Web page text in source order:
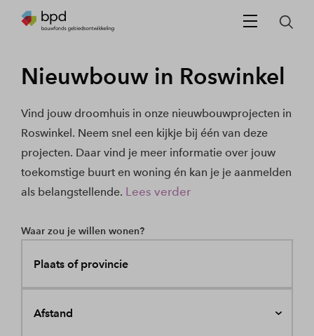
Nieuwbouw in Roswinkel
Vind jouw droomhuis in onze nieuwbouwprojecten in
Roswinkel. Neem snel een kijkje bij één van deze
projecten. Daar vind je meer informatie over jouw
toekomstige buurt en woning én kan je je aanmelden
als belangstellende. Lees verder
Waar zou je willen wonen?
Plaats of provincie
Afstand